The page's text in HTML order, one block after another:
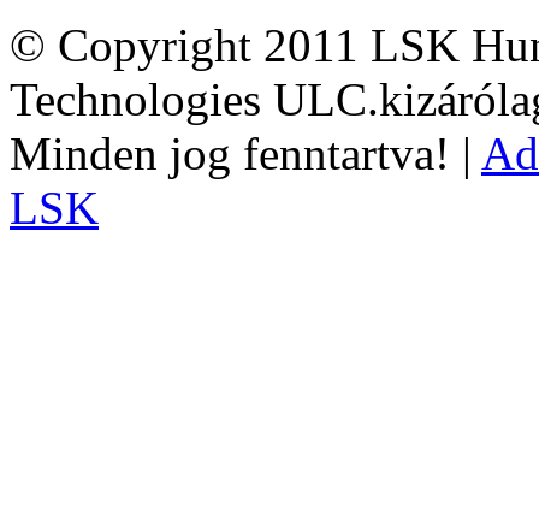
© Copyright 2011 LSK
Technologies
Minden jog fenntartva! |
LSK